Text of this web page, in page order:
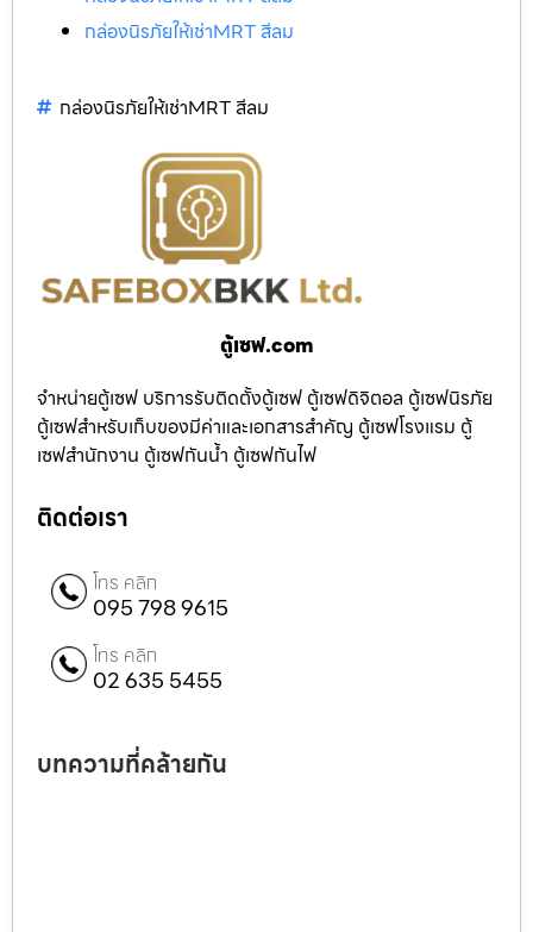
กล่องนิรภัยให้เช่าMRT สีลม
กล่องนิรภัยให้เช่าMRT สีลม
ตู้เซฟ.com
จำหน่ายตู้เซฟ บริการรับติดตั้งตู้เซฟ ตู้เซฟดิจิตอล ตู้เซฟนิรภัย
ตู้เซฟสำหรับเก็บของมีค่าและเอกสารสำคัญ ตู้เซฟโรงแรม ตู้
เซฟสำนักงาน ตู้เซฟกันน้ำ ตู้เซฟกันไฟ
ติดต่อเรา
โทร คลิก
095 798 9615
โทร คลิก
02 635 5455
บทความที่คล้ายกัน